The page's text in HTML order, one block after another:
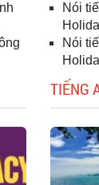
Nói
Nói
TIẾNG